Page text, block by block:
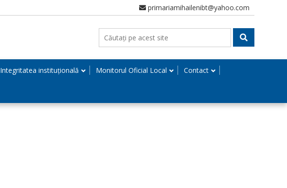
primariamihailenibt@yahoo.com
Integritatea instituțională Monitorul Oficial Local Contact